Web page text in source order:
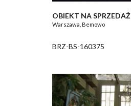
OBIEKT NA SPRZEDAŻ
Warszawa, Bemowo
BRZ-BS-160375